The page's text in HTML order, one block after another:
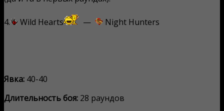
4. Wild Hearts — Night Hunters
Явка: 40-40
Длительность боя: 28 раундов